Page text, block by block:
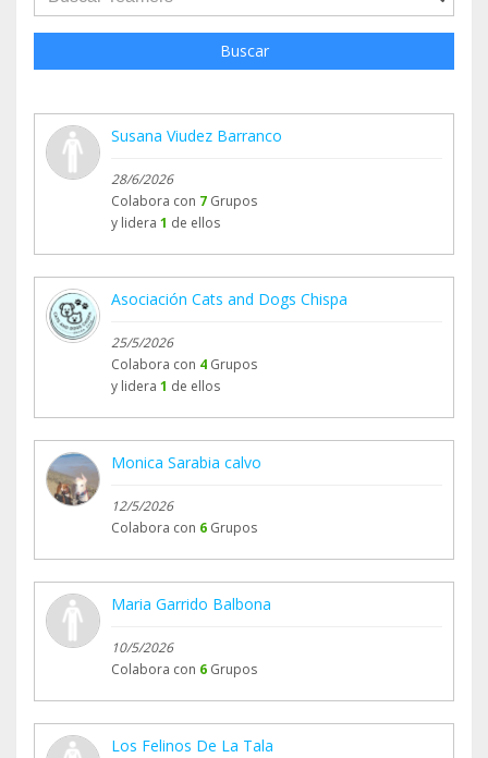
Buscar
Susana Viudez Barranco
28/6/2026
Colabora con 7 Grupos
y lidera 1 de ellos
Asociación Cats and Dogs Chispa
25/5/2026
Colabora con 4 Grupos
y lidera 1 de ellos
Monica Sarabia calvo
12/5/2026
Colabora con 6 Grupos
Maria Garrido Balbona
10/5/2026
Colabora con 6 Grupos
Los Felinos De La Tala